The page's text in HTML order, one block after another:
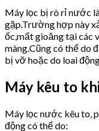
Máy lọc bị rò rỉ nước
gặp.Trường hợp này
ốc,mất gioăng tại các
màng.Cũng có thể do
bị vỡ hoặc do loai
Máy kêu to
Máy lọc nước kêu to,
động có thể do: